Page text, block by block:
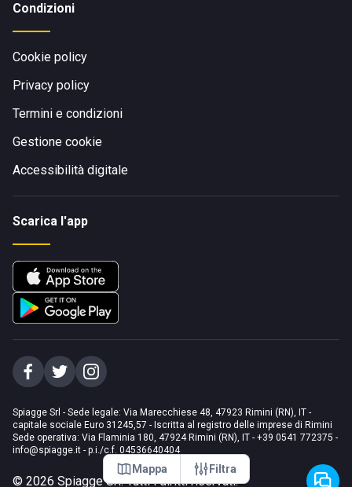
Mappa Filtra
Condizioni
Cookie policy
Privacy policy
Termini e condizioni
Gestione cookie
Accessibilità digitale
Scarica l'app
Spiagge Srl - Sede legale: Via Marecchiese 48, 47923 Rimini (RN), IT -
capitale sociale Euro 31245,57 - Iscritta al registro delle imprese di Rimini
Sede operativa: Via Flaminia 180, 47924 Rimini (RN), IT - +39 0541 772375 -
info@spiagge.it - p.i./c.f. 04536640404
© 2026 Spiagge Srl. Tutti i diritti riservati.